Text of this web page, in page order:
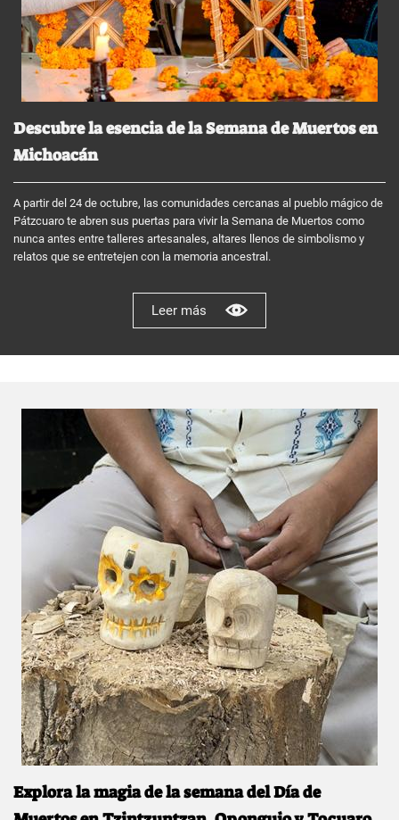
Descubre la esencia de la Semana de Muertos en
Michoacán
A partir del 24 de octubre, las comunidades cercanas al pueblo mágico de
Pátzcuaro te abren sus puertas para vivir la Semana de Muertos como
nunca antes entre talleres artesanales, altares llenos de simbolismo y
relatos que se entretejen con la memoria ancestral.
Leer más
Explora la magia de la semana del Día de